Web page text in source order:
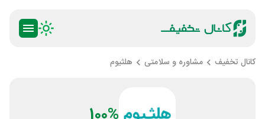
کانال تخفیف مشاوره و سلامتی هلثیوم